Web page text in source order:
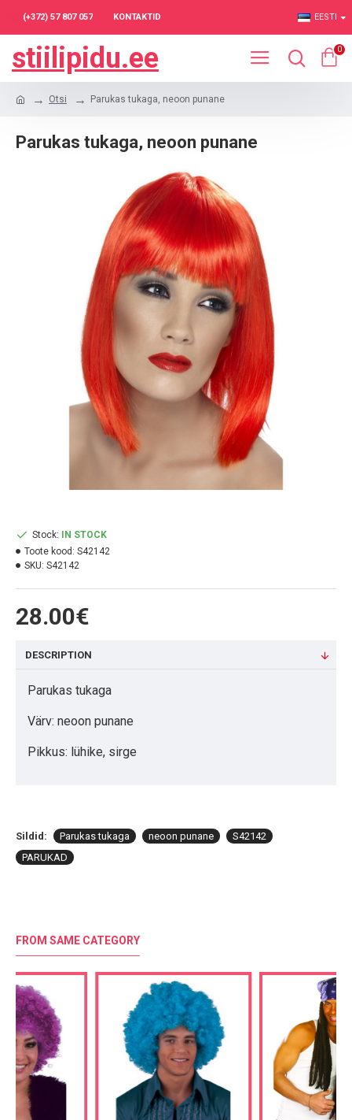
(+372) 57 807 057 KONTAKTID EESTI
stiilipidu.ee 0
Otsi Parukas tukaga, neoon punane
Parukas tukaga, neoon punane
28.00€
Stock:
IN STOCK
Toote kood: S42142
SKU: S42142
DESCRIPTION
Parukas tukaga
Värv: neoon punane
Pikkus: lühike, sirge
Sildid: Parukas tukaga neoon punane
S42142
PARUKAD
FROM SAME CATEGORY